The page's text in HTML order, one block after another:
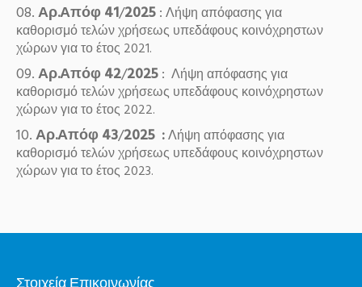
Αρ.Απόφ 41/2025:Λήψη απόφασης για
καθορισμό τελών χρήσεως υπεδάφους κοινόχρηστων
χώρων για το έτος 2021.
Αρ.Απόφ 42/2025: Λήψη απόφασης για
καθορισμό τελών χρήσεως υπεδάφους κοινόχρηστων
χώρων για το έτος 2022.
Αρ.Απόφ 43/2025 :Λήψη απόφασης για
καθορισμό τελών χρήσεως υπεδάφους κοινόχρηστων
χώρων για το έτος 2023.